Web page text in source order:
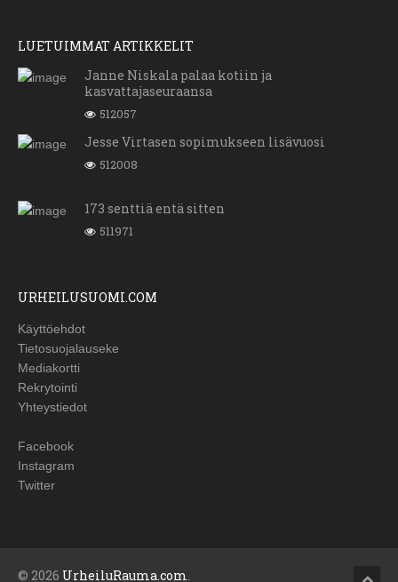
LUETUIMMAT ARTIKKELIT
Janne Niskala palaa kotiin ja
kasvattajaseuraansa
512057
Jesse Virtasen sopimukseen lisävuosi
512008
173 senttiä entä sitten
511971
URHEILUSUOMI.COM
Käyttöehdot
Tietosuojalauseke
Mediakortti
Rekrytointi
Yhteystiedot
Facebook
Instagram
Twitter
© 2026 UrheiluRauma.com.